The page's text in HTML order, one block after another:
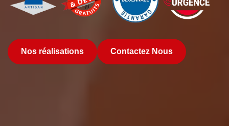
Nos réalisations Contactez Nous